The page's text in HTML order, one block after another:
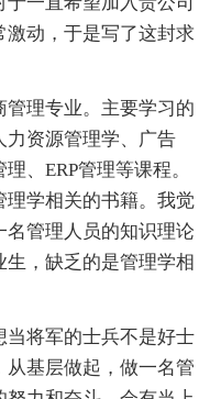
动，于是写了这封求
理专业。主要学习的
力资源管理学、广告
、ERP管理等课程。
学相关的书籍。我觉
管理人员的知识理论
，缺乏的是管理学相
将军的士兵不是好士
基层做起，做一名管